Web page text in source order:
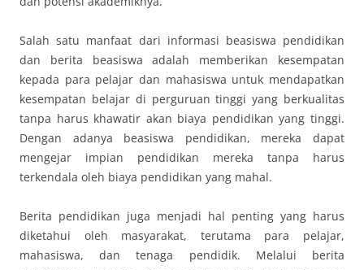
Salah satu manfaat dari informasi beasiswa pendidikan
dan berita beasiswa adalah memberikan kesempatan
kepada para pelajar dan mahasiswa untuk mendapatkan
kesempatan belajar di perguruan tinggi yang berkualitas
tanpa harus khawatir akan biaya pendidikan yang tinggi.
Dengan adanya beasiswa pendidikan, mereka dapat
mengejar impian pendidikan mereka tanpa harus
terkendala oleh biaya pendidikan yang mahal.
Berita pendidikan juga menjadi hal penting yang harus
diketahui oleh masyarakat, terutama para pelajar,
mahasiswa, dan tenaga pendidik. Melalui berita